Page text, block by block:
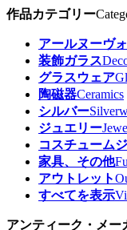
作品カテゴリー
アールヌーヴ
装飾ガラス
グラスウェア
陶磁器Ceramics
シルバー
ジュエリー
コスチューム
家具、その他
アウトレット
すべてを表示
アンティーク・メー